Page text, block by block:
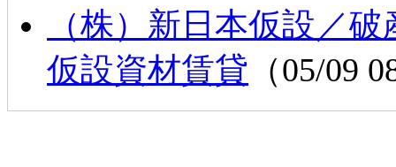
（株）新日本仮設／
仮設資材賃貸 （05/09